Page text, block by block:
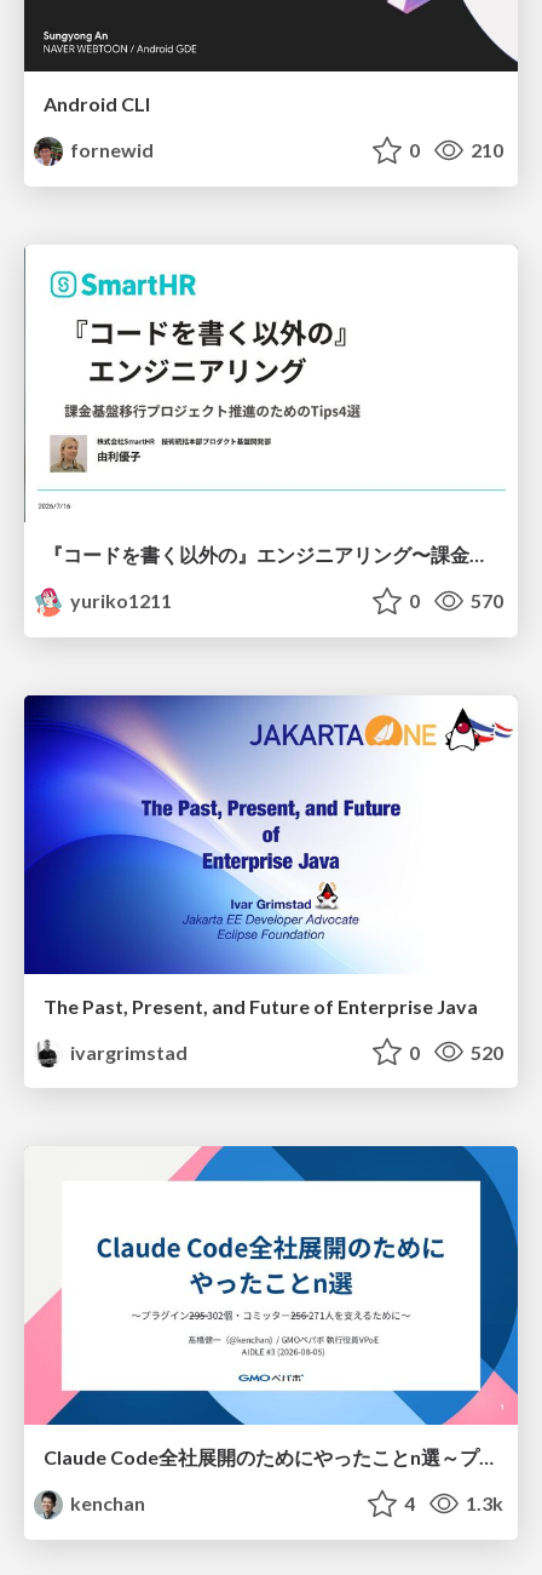
Android CLI
fornewid
0 210
『コードを書く以外の』エンジニアリング〜課金基盤移行プロジェクト推進のためのTips4選
yuriko1211
0 570
The Past, Present, and Future of Enterprise Java
ivargrimstad
0 520
Claude Code全社展開のためにやったことn選～プラグイン302個・コミッター271人を支えるために～
kenchan
4 1.3k